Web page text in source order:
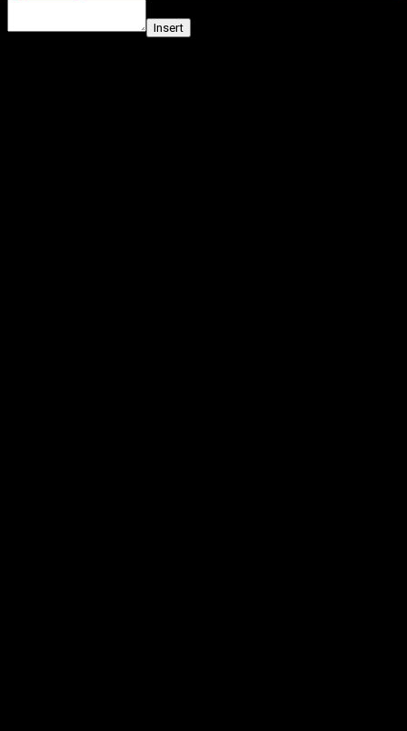
Insert